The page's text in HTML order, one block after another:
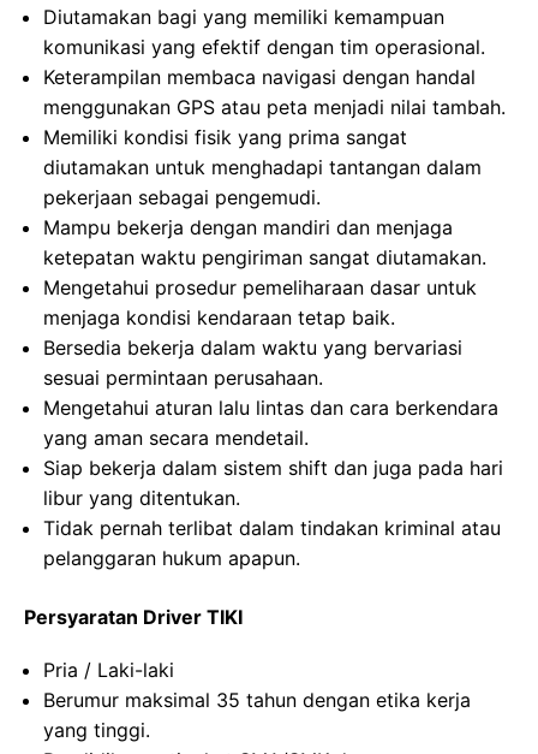
Diutamakan bagi yang memiliki kemampuan
komunikasi yang efektif dengan tim operasional.
Keterampilan membaca navigasi dengan handal
menggunakan GPS atau peta menjadi nilai tambah.
Memiliki kondisi fisik yang prima sangat
diutamakan untuk menghadapi tantangan dalam
pekerjaan sebagai pengemudi.
Mampu bekerja dengan mandiri dan menjaga
ketepatan waktu pengiriman sangat diutamakan.
Mengetahui prosedur pemeliharaan dasar untuk
menjaga kondisi kendaraan tetap baik.
Bersedia bekerja dalam waktu yang bervariasi
sesuai permintaan perusahaan.
Mengetahui aturan lalu lintas dan cara berkendara
yang aman secara mendetail.
Siap bekerja dalam sistem shift dan juga pada hari
libur yang ditentukan.
Tidak pernah terlibat dalam tindakan kriminal atau
pelanggaran hukum apapun.
Persyaratan Driver TIKI
Pria / Laki-laki
Berumur maksimal 35 tahun dengan etika kerja
yang tinggi.